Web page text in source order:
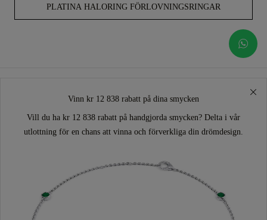
PLATINA HALORING FÖRLOVNINGSRINGAR
Vinn kr 12 838 rabatt på dina smycken
Vill du ha kr 12 838 rabatt på handgjorda smycken? Delta i vår
utlottning för en chans att vinna och förverkliga din drömdesign.